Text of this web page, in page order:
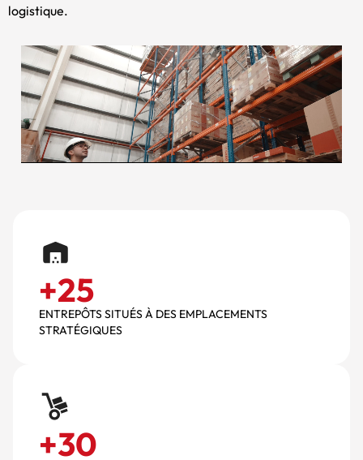
logistique.
ENTREPÔTS SITUÉS À DES EMPLACEMENTS
STRATÉGIQUES
+25
+30